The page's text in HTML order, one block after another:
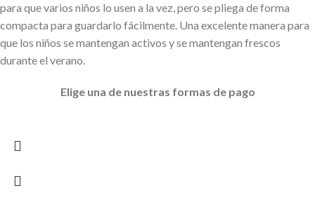
para que varios niños lo usen a la vez, pero se pliega de forma
compacta para guardarlo fácilmente. Una excelente manera para
que los niños se mantengan activos y se mantengan frescos
durante el verano.
Elige una de nuestras formas de pago